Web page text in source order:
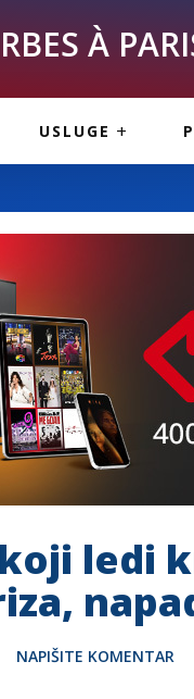
À
USLUGE
INFORMACIJE
ledi
NAPIŠITE KOMENTAR